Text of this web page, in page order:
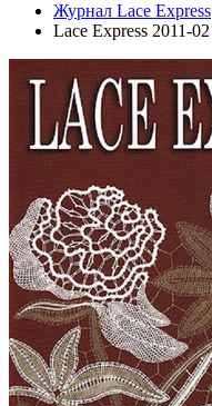
Журнал Lace Express
Lace Express 2011-02